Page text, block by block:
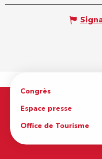
Congrès
Espace presse
Office de Tourisme